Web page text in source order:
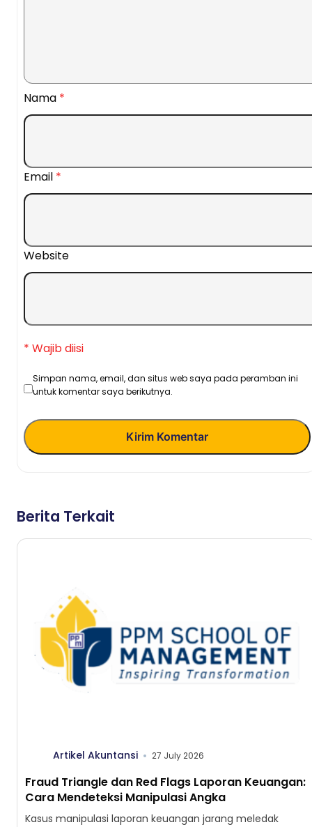
Nama *
Email *
Website
* Wajib diisi
Simpan nama, email, dan situs web saya pada peramban ini
untuk komentar saya berikutnya.
Kirim Komentar
Berita Terkait
Artikel Akuntansi 27 July 2026
Fraud Triangle dan Red Flags Laporan Keuangan:
Cara Mendeteksi Manipulasi Angka
Kasus manipulasi laporan keuangan jarang meledak